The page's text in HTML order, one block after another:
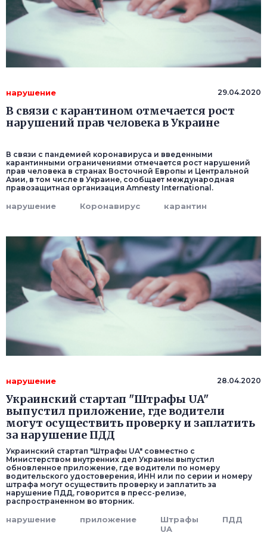
нарушение 29.04.2020
В связи с карантином отмечается рост
нарушений прав человека в Украине
В связи с пандемией коронавируса и введенными
карантинными ограничениями отмечается рост нарушений
прав человека в странах Восточной Европы и Центральной
Азии, в том числе в Украине, сообщает международная
правозащитная организация Amnesty International.
нарушение Коронавирус карантин
нарушение 28.04.2020
Украинский стартап "Штрафы UA"
выпустил приложение, где водители
могут осуществить проверку и заплатить
за нарушение ПДД
Украинский стартап "Штрафы UA" совместно с
Министерством внутренних дел Украины выпустил
обновленное приложение, где водители по номеру
водительского удостоверения, ИНН или по серии и номеру
штрафа могут осуществить проверку и заплатить за
нарушение ПДД, говорится в пресс-релизе,
распространенном во вторник.
нарушение приложение
Штрафы
UA
ПДД